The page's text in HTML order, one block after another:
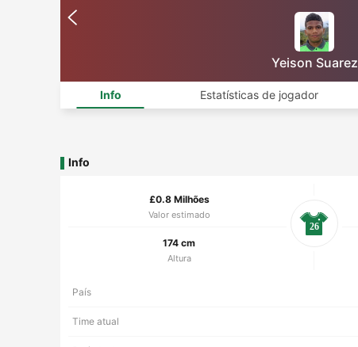
Yeison Suarez
Info Estatísticas de jogador
Info
£0.8 Milhões
Valor estimado
174 cm
Altura
26
País
Time atual